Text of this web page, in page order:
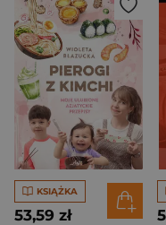
KSIĄŻKA
53,59 zł